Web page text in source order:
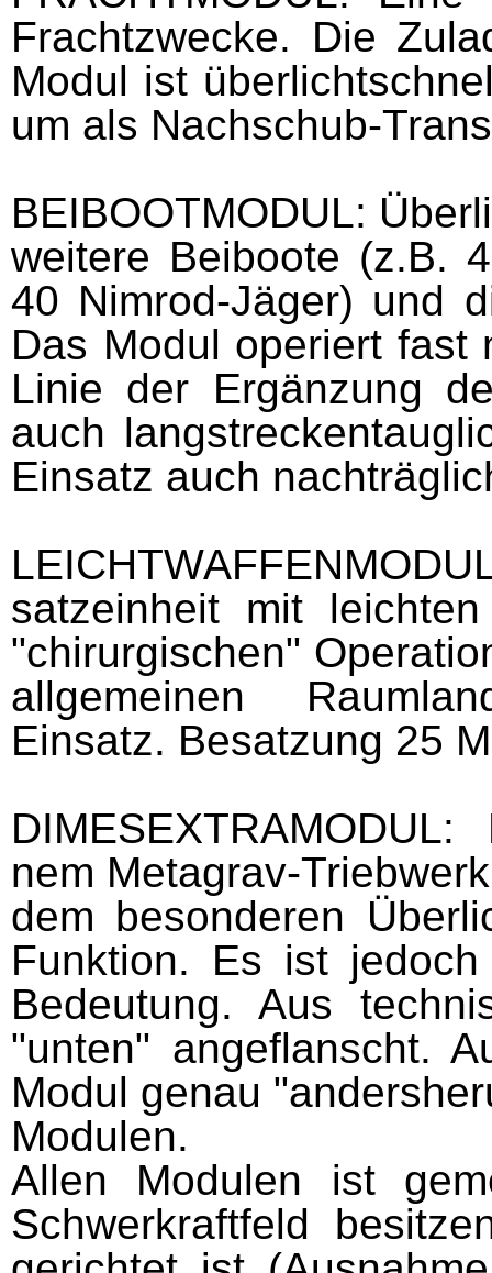
Frachtzwecke. Die
Modul ist
um als Nachschub-
BEIBOOTMODUL:
weitere Beiboote (z.B.
40 Nimrod-Jäger) und
Das Modul operiert
Linie der Ergänzung
auch
Einsatz auch
satzeinheit mit
"chirurgischen"
allgemeinen
Einsatz. Besatzung 25
DIMESEXTRAMODUL:
nem Metagrav-
dem besonderen
Funktion. Es ist
Bedeutung. Aus
"unten" angeflanscht.
Modul genau
Modulen.
Allen Modulen ist
Schwerkraftfeld